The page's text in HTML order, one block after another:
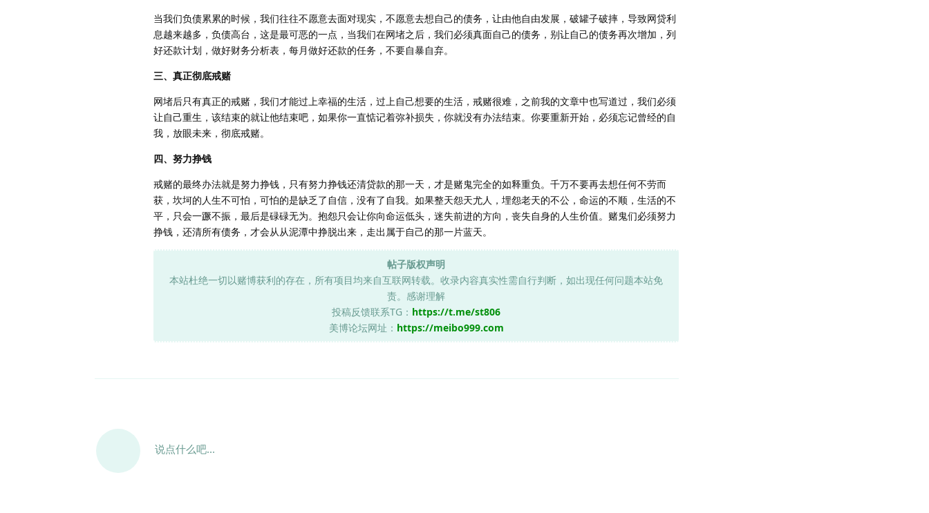
当我们负债累累的时候，我们往往不愿意去面对现实，不愿意去想自己的债务，让由他自由发展，破罐子破摔，导致网贷利
息越来越多，负债高台，这是最可恶的一点，当我们在网堵之后，我们必须真面自己的债务，别让自己的债务再次增加，列
好还款计划，做好财务分析表，每月做好还款的任务，不要自暴自弃。
三、真正彻底戒赌
网堵后只有真正的戒赌，我们才能过上幸福的生活，过上自己想要的生活，戒赌很难，之前我的文章中也写道过，我们必须
让自己重生，该结束的就让他结束吧，如果你一直惦记着弥补损失，你就没有办法结束。你要重新开始，必须忘记曾经的自
我，放眼未来，彻底戒赌。
四、努力挣钱
戒赌的最终办法就是努力挣钱，只有努力挣钱还清贷款的那一天，才是赌鬼完全的如释重负。千万不要再去想任何不劳而
获，坎坷的人生不可怕，可怕的是缺乏了自信，没有了自我。如果整天怨天尤人，埋怨老天的不公，命运的不顺，生活的不
平，只会一蹶不振，最后是碌碌无为。抱怨只会让你向命运低头，迷失前进的方向，丧失自身的人生价值。赌鬼们必须努力
挣钱，还清所有债务，才会从从泥潭中挣脱出来，走出属于自己的那一片蓝天。
帖子版权声明
本站杜绝一切以赌博获利的存在，所有项目均来自互联网转载。收录内容真实性需自行判断，如出现任何问题本站免
责。感谢理解
投稿反馈联系TG： https://t.me/st806
美博论坛网址： https://meibo999.com
说点什么吧...